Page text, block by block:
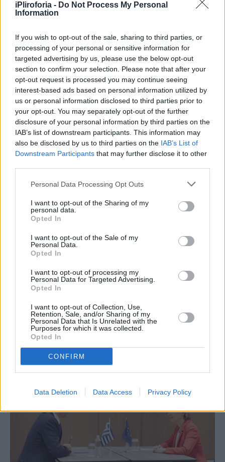
iPliroforia - Do Not Process My Personal
Information
If you wish to opt-out of the sale, sharing to third parties, or
processing of your personal or sensitive information for
targeted advertising by us, please use the below opt-out
section to confirm your selection. Please note that after your
opt-out request is processed you may continue seeing
interest-based ads based on personal information utilized by
us or personal information disclosed to third parties prior to
your opt-out. You may separately opt-out of the further
disclosure of your personal information by third parties on the
IAB’s list of downstream participants. This information may
also be disclosed by us to third parties on the IAB’s List of
Downstream Participants that may further disclose it to other
Personal Data Processing Opt Outs
I want to opt-out of the Sharing of my
personal data.
Opted In
I want to opt-out of the Sale of my
Personal Data.
Opted In
I want to opt-out of processing my
Personal Data for Targeted Advertising.
Opted In
I want to opt-out of Collection, Use,
Retention, Sale, and/or Sharing of my
Personal Data that Is Unrelated with the
Purposes for which it was collected.
Opted In
CONFIRM
Data Deletion Data Access Privacy Policy
VIRAL
Ο «θαυμαστής» του Μητσοτάκη που
έκλεψε την παράσταση: «Είσαι ο Μέσι
της πολιτικής, δεν παίζεσαι, επίθεση»
ΚΟΣΜΟΣ
Nευράκια Ερντογάν από τη σκληρή
απάντηση Μητσοτάκη για την κυριαρχία
των νησιών